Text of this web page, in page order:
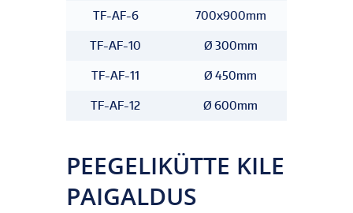
TF-AF-6 700x900mm
TF-AF-10 Ø 300mm
TF-AF-11 Ø 450mm
TF-AF-12 Ø 600mm
PEEGELIKÜTTE KILE
PAIGALDUS